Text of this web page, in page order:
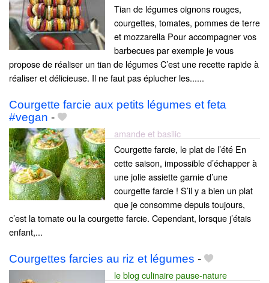
Tian de légumes oignons rouges,
courgettes, tomates, pommes de terre
et mozzarella Pour accompagner vos
barbecues par exemple je vous
propose de réaliser un tian de légumes C’est une recette rapide à
réaliser et délicieuse. Il ne faut pas éplucher les......
Courgette farcie aux petits légumes et feta
#vegan -
amande et basilic
Courgette farcie, le plat de l’été En
cette saison, impossible d’échapper à
une jolie assiette garnie d’une
courgette farcie ! S’il y a bien un plat
que je consomme depuis toujours,
c’est la tomate ou la courgette farcie. Cependant, lorsque j’étais
enfant,...
Courgettes farcies au riz et légumes -
le blog culinaire pause-nature